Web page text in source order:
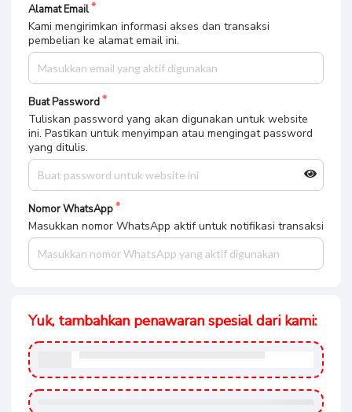
Alamat Email
Kami mengirimkan informasi akses dan transaksi
pembelian ke alamat email ini.
Buat Password
Tuliskan password yang akan digunakan untuk website
ini. Pastikan untuk menyimpan atau mengingat password
yang ditulis.
Nomor WhatsApp
Masukkan nomor WhatsApp aktif untuk notifikasi transaksi
Yuk, tambahkan penawaran spesial dari kami: